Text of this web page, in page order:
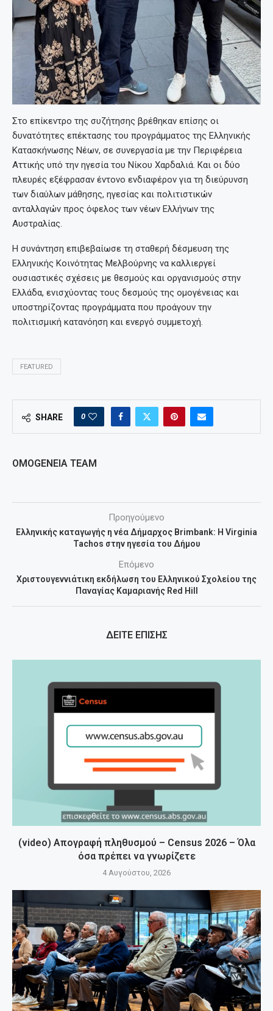
Στο επίκεντρο της συζήτησης βρέθηκαν επίσης οι
δυνατότητες επέκτασης του προγράμματος της Ελληνικής
Κατασκήνωσης Νέων, σε συνεργασία με την Περιφέρεια
Αττικής υπό την ηγεσία του Νίκου Χαρδαλιά. Και οι δύο
πλευρές εξέφρασαν έντονο ενδιαφέρον για τη διεύρυνση
των διαύλων μάθησης, ηγεσίας και πολιτιστικών
ανταλλαγών προς όφελος των νέων Ελλήνων της
Αυστραλίας.
Η συνάντηση επιβεβαίωσε τη σταθερή δέσμευση της
Ελληνικής Κοινότητας Μελβούρνης να καλλιεργεί
ουσιαστικές σχέσεις με θεσμούς και οργανισμούς στην
Ελλάδα, ενισχύοντας τους δεσμούς της ομογένειας και
υποστηρίζοντας προγράμματα που προάγουν την
πολιτισμική κατανόηση και ενεργό συμμετοχή.
FEATURED
SHARE 0
OMOGENEIA TEAM
Προηγούμενο
Ελληνικής καταγωγής η νέα Δήμαρχος Brimbank: Η Virginia
Tachos στην ηγεσία του Δήμου
Επόμενο
Χριστουγεννιάτικη εκδήλωση του Ελληνικού Σχολείου της
Παναγίας Καμαριανής Red Hill
ΔΕΙΤΕ ΕΠΙΣΗΣ
(video) Απογραφή πληθυσμού – Census 2026 – Όλα
όσα πρέπει να γνωρίζετε
4 Αυγούστου, 2026